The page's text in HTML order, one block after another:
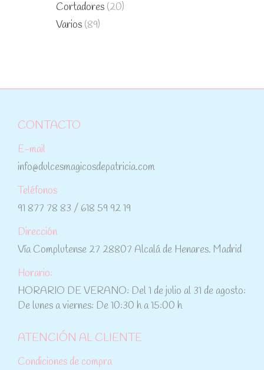
Cortadores (20)
Varios (89)
CONTACTO
E-mail
info@dulcesmagicosdepatricia.com
Teléfonos
91 877 78 83 / 618 59 92 19
Dirección
Vía Complutense 27 28807 Alcalá de Henares. Madrid
Horario:
HORARIO DE VERANO: Del 1 de julio al 31 de agosto:
De lunes a viernes: De 10:30 h a 15:00 h
ATENCIÓN AL CLIENTE
Condiciones de compra